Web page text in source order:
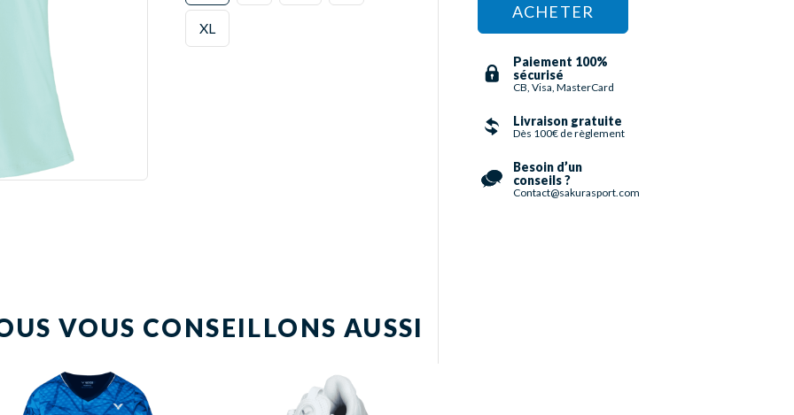
XL
ACHETER
Paiement 100%
sécurisé
CB, Visa, MasterCard
Livraison gratuite
Dès 100€ de règlement
Besoin d’un
conseils ?
Contact@sakurasport.com
VOUS CONSEILLONS AUSSI